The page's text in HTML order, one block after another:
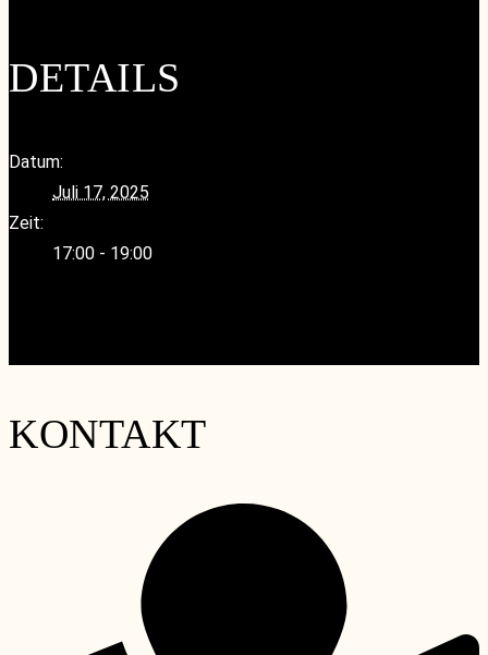
DETAILS
Datum:
Juli 17, 2025
Zeit:
17:00 - 19:00
KONTAKT